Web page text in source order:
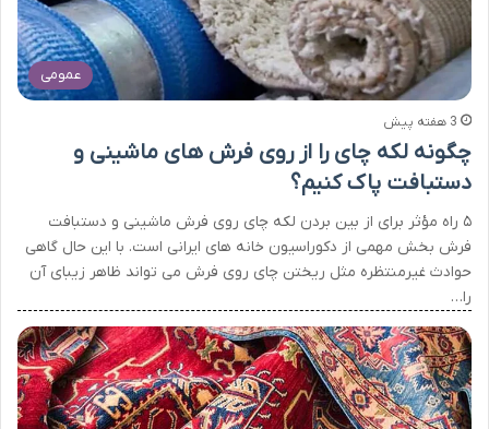
عمومی
3 هفته پیش
چگونه لکه چای را از روی فرش های ماشینی و
دستبافت پاک کنیم؟
۵ راه مؤثر برای از بین بردن لکه چای روی فرش ماشینی و دستبافت
فرش بخش مهمی از دکوراسیون خانه های ایرانی است. با این حال گاهی
حوادث غیرمنتظره مثل ریختن چای روی فرش می تواند ظاهر زیبای آن
را…